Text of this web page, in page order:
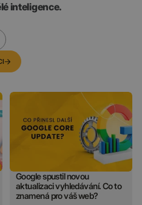
inteligence.
Google spustil novou
aktualizaci vyhledávání. Co to
znamená pro váš web?